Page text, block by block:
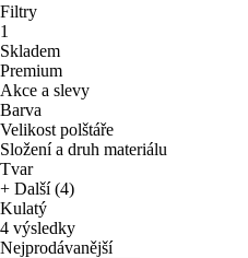
Filtry
1
Skladem
Premium
Akce a slevy
Barva
Velikost polštáře
Složení a druh materiálu
Tvar
+ Další (4)
Kulatý
4 výsledky
Nejprodávanější